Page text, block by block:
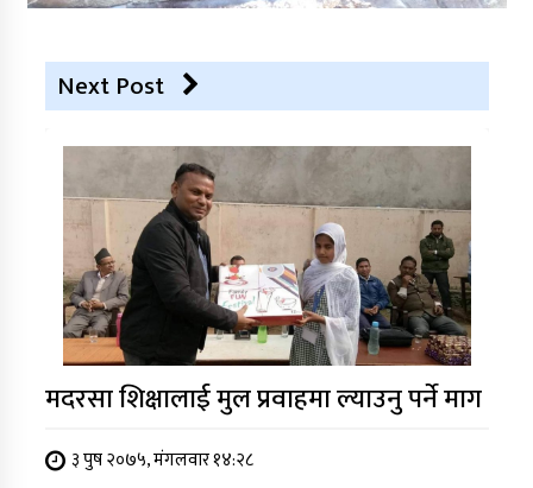
Next Post
मदरसा शिक्षालाई मुल प्रवाहमा ल्याउनु पर्ने माग
३ पुष २०७५, मंगलवार १४:२८